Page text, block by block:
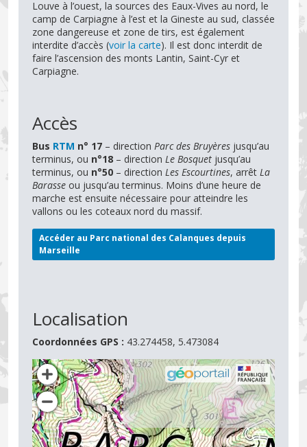
Louve à l’ouest, la sources des Eaux-Vives au nord, le
camp de Carpiagne à l’est et la Gineste au sud, classée
zone dangereuse et zone de tirs, est également
interdite d’accès (voir la carte). Il est donc interdit de
faire l’ascension des monts Lantin, Saint-Cyr et
Carpiagne.
Accès
Bus RTM n° 17 – direction Parc des Bruyères jusqu’au
terminus, ou n°18 – direction Le Bosquet jusqu’au
terminus, ou n°50 – direction Les Escourtines, arrêt La
Barasse ou jusqu’au terminus. Moins d’une heure de
marche est ensuite nécessaire pour atteindre les
vallons ou les coteaux nord du massif.
Accéder au Parc national des Calanques depuis
Marseille
Localisation
Coordonnées GPS : 43.274458, 5.473084